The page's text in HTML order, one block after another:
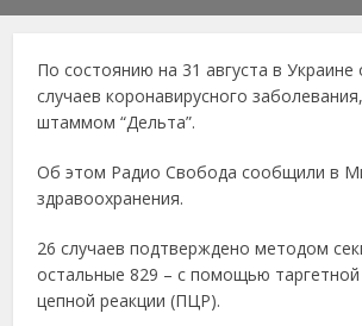
По состоянию на 31 августа в
случаев коронавирусного
штаммом “Дельта”.
Об этом Радио Свобода сообщили в
здравоохранения.
26 случаев подтверждено методом
остальные 829 – с помощью
цепной реакции (ПЦР).